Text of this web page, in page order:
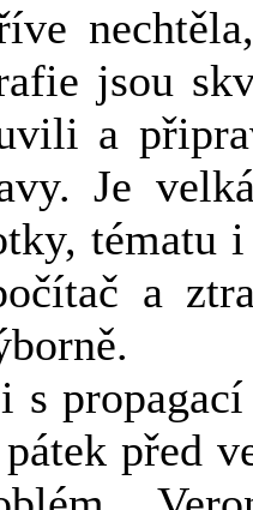
jsou
a
Je
tématu
a
s
před